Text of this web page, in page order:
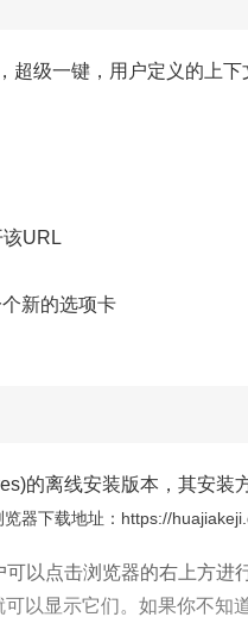
级一键，用户定义的上下
URL
新的选项卡
的离线安装版本，其安装
器下载地址：https://
以点击浏览器的右上方进
以显示它们。如果你不知